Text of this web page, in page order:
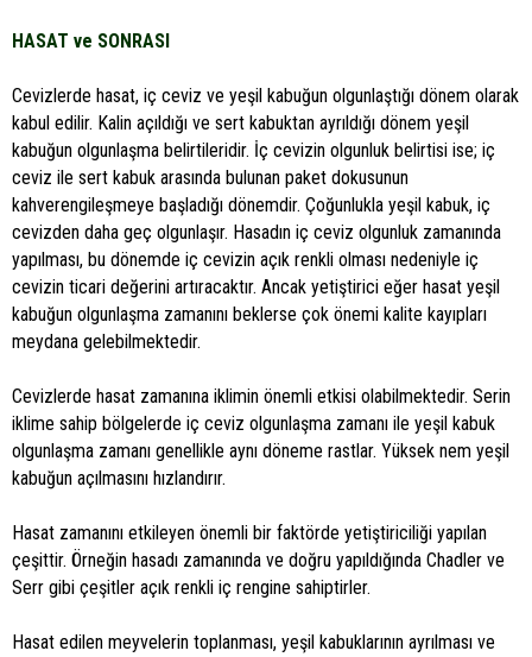
HASAT ve SONRASI
Cevizlerde hasat, iç ceviz ve yeşil kabuğun olgunlaştığı dönem olarak
kabul edilir. Kalin açıldığı ve sert kabuktan ayrıldığı dönem yeşil
kabuğun olgunlaşma belirtileridir. İç cevizin olgunluk belirtisi ise; iç
ceviz ile sert kabuk arasında bulunan paket dokusunun
kahverengileşmeye başladığı dönemdir. Çoğunlukla yeşil kabuk, iç
cevizden daha geç olgunlaşır. Hasadın iç ceviz olgunluk zamanında
yapılması, bu dönemde iç cevizin açık renkli olması nedeniyle iç
cevizin ticari değerini artıracaktır. Ancak yetiştirici eğer hasat yeşil
kabuğun olgunlaşma zamanını beklerse çok önemi kalite kayıpları
meydana gelebilmektedir.
Cevizlerde hasat zamanına iklimin önemli etkisi olabilmektedir. Serin
iklime sahip bölgelerde iç ceviz olgunlaşma zamanı ile yeşil kabuk
olgunlaşma zamanı genellikle aynı döneme rastlar. Yüksek nem yeşil
kabuğun açılmasını hızlandırır.
Hasat zamanını etkileyen önemli bir faktörde yetiştiriciliği yapılan
çeşittir. Örneğin hasadı zamanında ve doğru yapıldığında Chadler ve
Serr gibi çeşitler açık renkli iç rengine sahiptirler.
Hasat edilen meyvelerin toplanması, yeşil kabuklarının ayrılması ve